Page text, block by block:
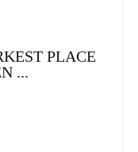
PLACE
...